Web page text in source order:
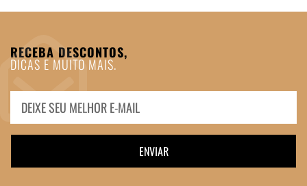
RECEBA DESCONTOS,
DICAS E MUITO MAIS.
ENVIAR